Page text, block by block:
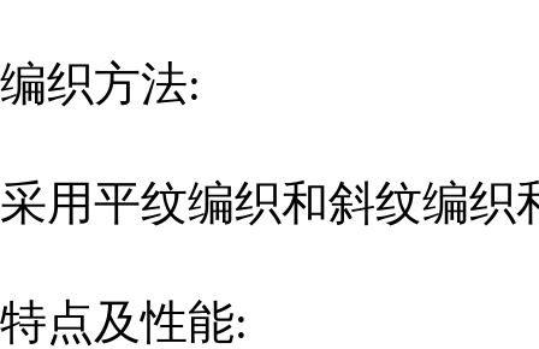
编织方法:
采用平纹编织和斜纹编织
特点及性能: